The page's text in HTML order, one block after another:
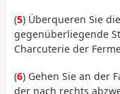
(5) Überqueren Sie
gegenüberliegende
Charcuterie der
(6) Gehen Sie an der
der nach rechts